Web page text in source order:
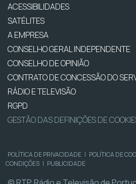
ACESSIBILIDADES
SATÉLITES
A EMPRESA
CONSELHO GERAL INDEPENDENTE
CONSELHO DE OPINIÃO
CONTRATO DE CONCESSÃO DO
RÁDIO E TELEVISÃO
RGPD
GESTÃO DAS DEFINIÇÕES DE
POLÍTICA DE PRIVACIDADE | POLÍTICA DE
CONDIÇÕES | PUBLICIDADE